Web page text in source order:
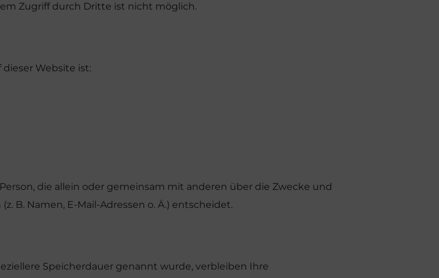
Zugriff durch Dritte ist nicht möglich.
Website ist:
die allein oder gemeinsam mit anderen über die Zwecke und
B. Namen, E-Mail-Adressen o. Ä.) entscheidet.
Speicherdauer genannt wurde, verbleiben Ihre